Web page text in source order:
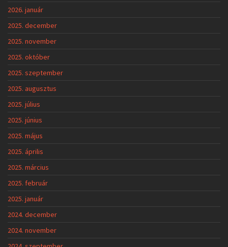
2026. január
2025. december
2025. november
2025. október
2025. szeptember
2025. augusztus
2025. július
2025. június
2025. május
2025. április
2025. március
2025. február
2025. január
2024. december
2024. november